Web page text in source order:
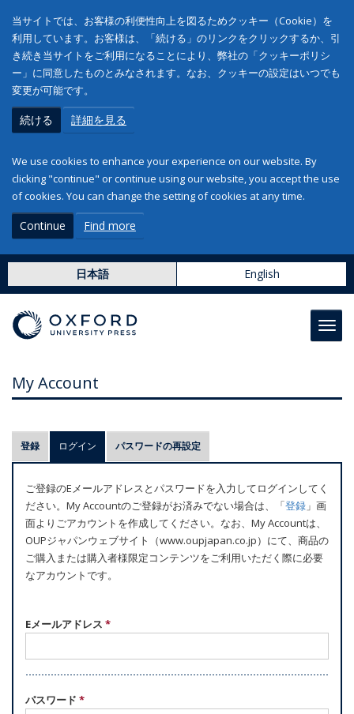
当サイトでは、お客様の利便性向上を図るためクッキー（Cookie）を
利用しています。お客様は、「続ける」のリンクをクリックするか、引
き続き当サイトをご利用になることにより、弊社の「クッキーポリシ
ー」に同意したものとみなされます。なお、クッキーの設定はいつでも
変更が可能です。
続ける 詳細を見る
We use cookies to enhance your experience on our website. By
clicking "continue" or continue using our website, you accept the use
of cookies. You can change the setting of cookies at any time.
Continue Find more
日本語 English
My Account
プ
ラ
マ
リ
ー
タ
ブ
登録 ログイン (アクティブなタブ)
パスワードの再設定
ご登録のEメールアドレスとパスワードを入力してログインしてく
ださい。My Accountのご登録がお済みでない場合は、「登録 」画
面よりごアカウントを作成してください。なお、My Accountは、
OUPジャパンウェブサイト（www.oupjapan.co.jp）にて、商品の
ご購入または購入者様限定コンテンツをご利用いただく際に必要
なアカウントです。
Eメールアドレス *
パスワード *